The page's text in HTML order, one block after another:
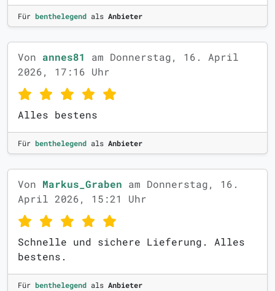
Für benthelegend als Anbieter
Von annes81
am Donnerstag, 16. April
2026, 17:16 Uhr
Alles bestens
Für benthelegend als Anbieter
Von Markus_Graben am Donnerstag, 16.
April 2026, 15:21 Uhr
Schnelle und sichere Lieferung. Alles
bestens.
Für benthelegend als Anbieter